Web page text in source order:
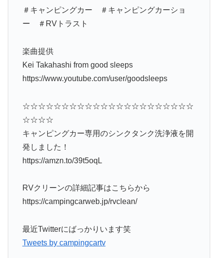
＃キャンピングカー ＃キャンピングカーショ
ー ＃RVトラスト
楽曲提供
Kei Takahashi from good sleeps
https://www.youtube.com/user/goodsleeps
☆☆☆☆☆☆☆☆☆☆☆☆☆☆☆☆☆☆☆☆☆☆
☆☆☆☆
キャンピングカー専用のシンクタンク洗浄液を開
発しました！
https://amzn.to/39t5oqL
RVクリーンの詳細記事はこちらから
https://campingcarweb.jp/rvclean/
最近Twitterにばっかりいます笑
Tweets by campingcartv